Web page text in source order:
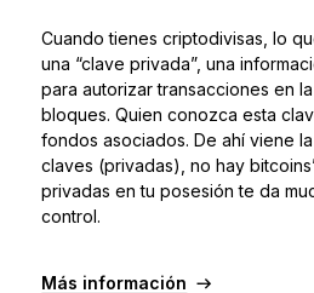
Cuando tienes criptodivisas, lo
una “clave privada”, una
para autorizar transacciones en
bloques. Quien conozca esta
fondos asociados. De ahí viene
claves (privadas), no hay
privadas en tu posesión te da
control.
Más información